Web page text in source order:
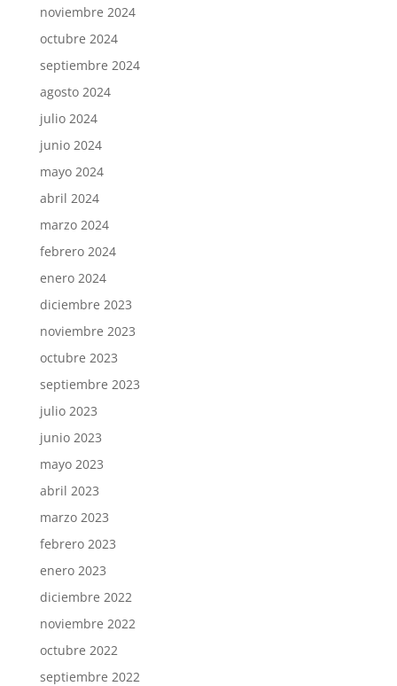
noviembre 2024
octubre 2024
septiembre 2024
agosto 2024
julio 2024
junio 2024
mayo 2024
abril 2024
marzo 2024
febrero 2024
enero 2024
diciembre 2023
noviembre 2023
octubre 2023
septiembre 2023
julio 2023
junio 2023
mayo 2023
abril 2023
marzo 2023
febrero 2023
enero 2023
diciembre 2022
noviembre 2022
octubre 2022
septiembre 2022